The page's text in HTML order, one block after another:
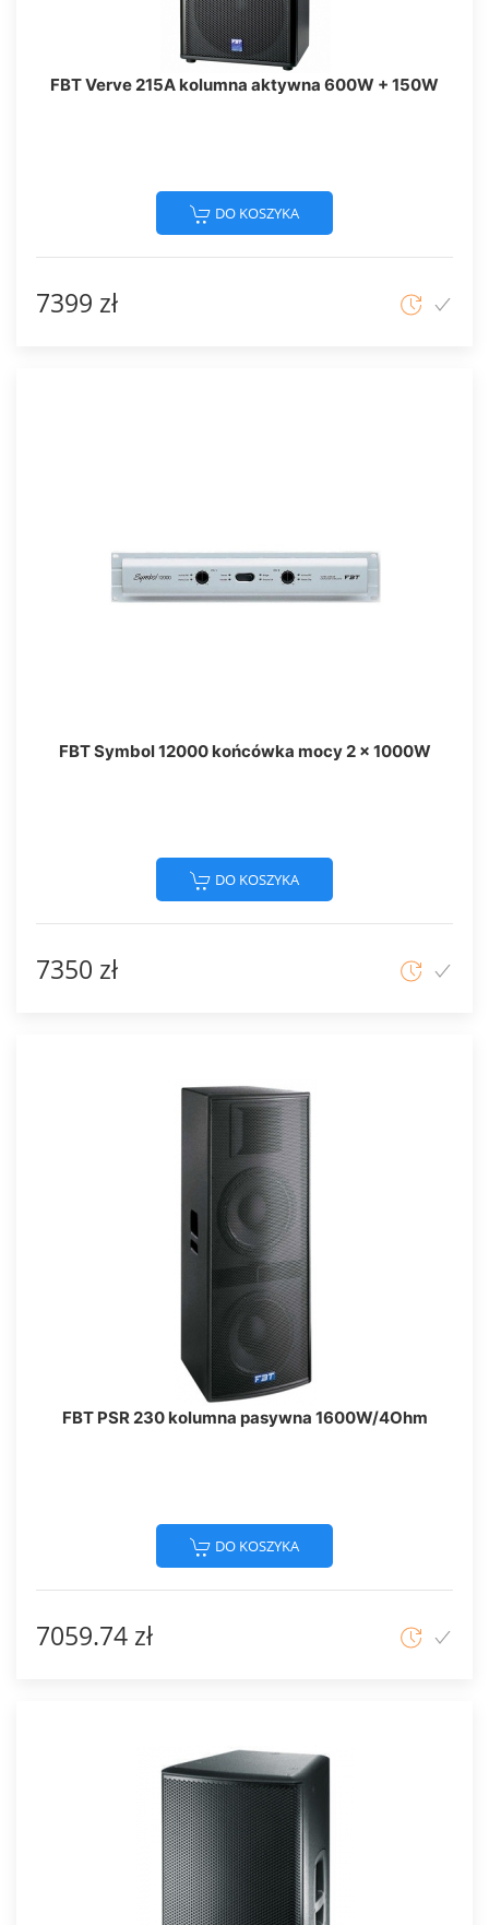
FBT Verve 215A kolumna aktywna 600W + 150W
DO KOSZYKA
7399 zł
FBT Symbol 12000 końcówka mocy 2 x 1000W
DO KOSZYKA
7350 zł
FBT PSR 230 kolumna pasywna 1600W/4Ohm
DO KOSZYKA
7059.74 zł